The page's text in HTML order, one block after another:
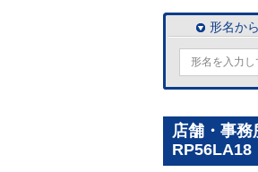
形名か
店舗・事
RP56LA18